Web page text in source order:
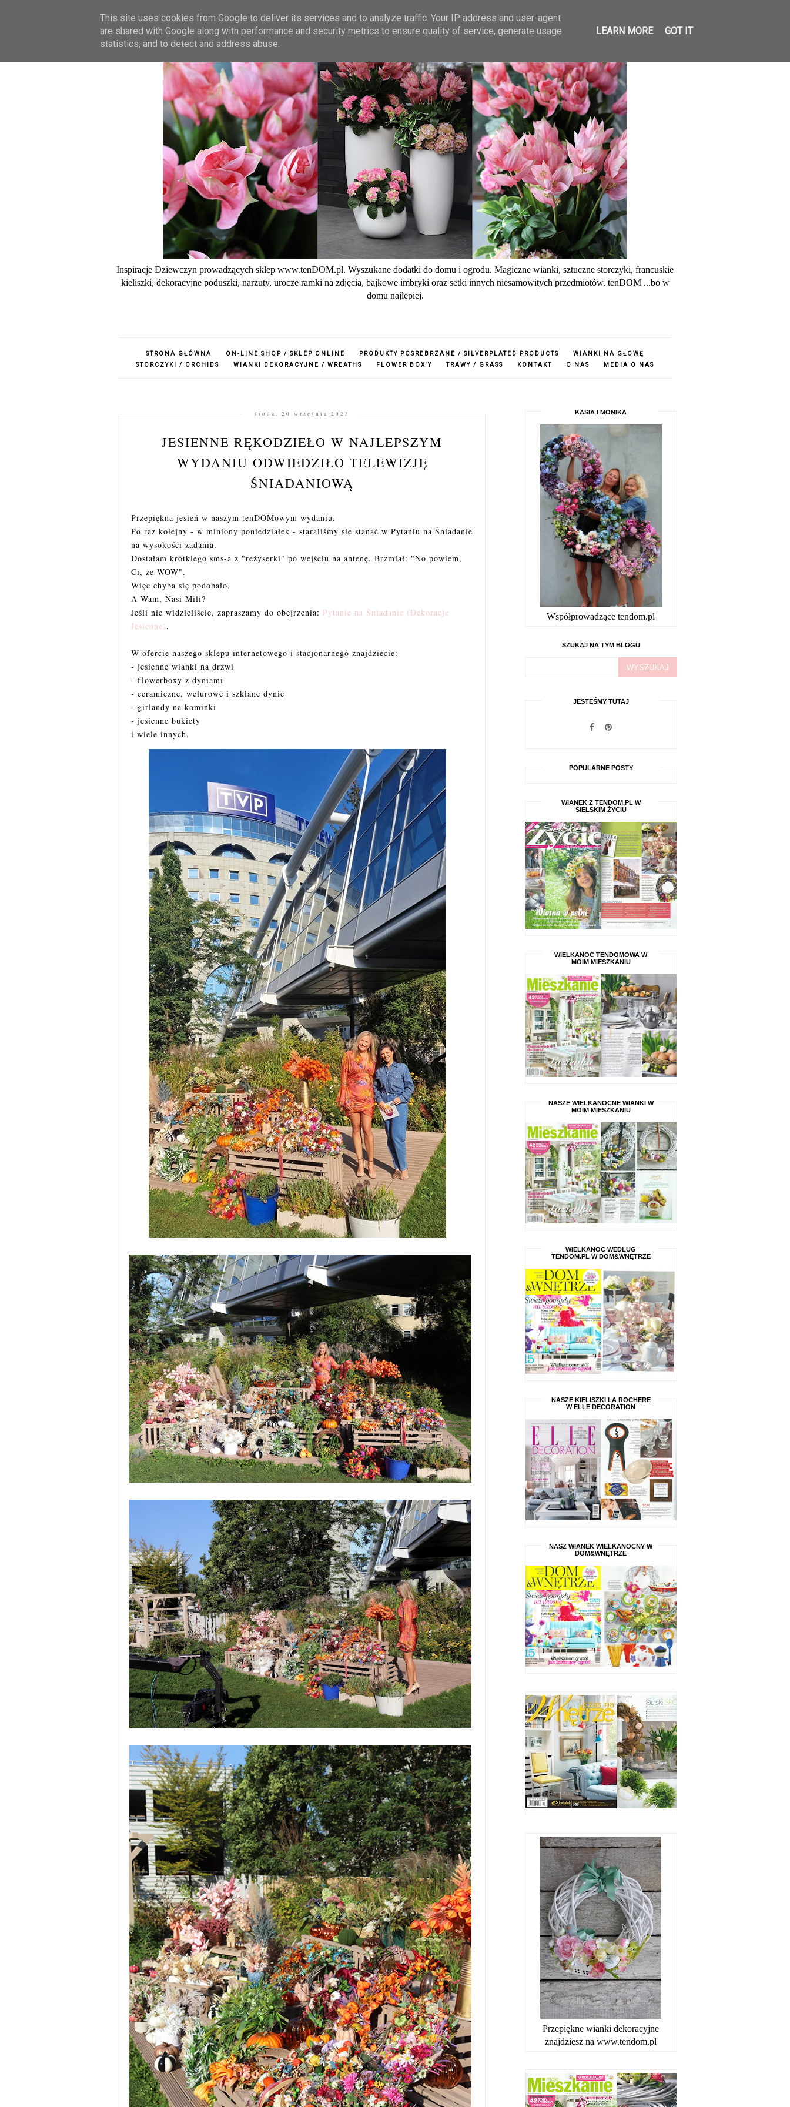
Inspiracje Dziewczyn prowadzących sklep www.tenDOM.pl. Wyszukane dodatki do domu i ogrodu. Magiczne wianki, sztuczne storczyki, francuskie
kieliszki, dekoracyjne poduszki, narzuty, urocze ramki na zdjęcia, bajkowe imbryki oraz setki innych niesamowitych przedmiotów. tenDOM ...bo w
domu najlepiej.
STRONA GŁÓWNA ON-LINE SHOP / SKLEP ONLINE PRODUKTY POSREBRZANE / SILVERPLATED PRODUCTS
WIANKI NA GŁOWĘ
STORCZYKI / ORCHIDS
WIANKI DEKORACYJNE / WREATHS FLOWER BOX'Y TRAWY / GRASS KONTAKT O NAS MEDIA O NAS
środa, 20 września 2023
JESIENNE RĘKODZIEŁO W NAJLEPSZYM
WYDANIU ODWIEDZIŁO TELEWIZJĘ
ŚNIADANIOWĄ
Przepiękna jesień w naszym tenDOMowym wydaniu.
Po raz kolejny - w miniony poniedziałek - staraliśmy się stanąć w Pytaniu na Śniadanie
na wysokości zadania.
Dostałam krótkiego sms-a z "reżyserki" po wejściu na antenę. Brzmiał: "No powiem,
Ci, że WOW".
Więc chyba się podobało.
A Wam, Nasi Mili?
Jeśli nie widzieliście, zapraszamy do obejrzenia: Pytanie na Śniadanie (Dekoracje
Jesienne).
W ofercie naszego sklepu internetowego i stacjonarnego znajdziecie:
- jesienne wianki na drzwi
- flowerboxy z dyniami
- ceramiczne, welurowe i szklane dynie
- girlandy na kominki
- jesienne bukiety
i wiele innych.
KASIA I MONIKA
Współprowadzące tendom.pl
SZUKAJ NA TYM BLOGU
JESTEŚMY TUTAJ
POPULARNE POSTY
WIANEK Z TENDOM.PL W
SIELSKIM ŻYCIU
WIELKANOC TENDOMOWA W
MOIM MIESZKANIU
NASZE WIELKANOCNE WIANKI W
MOIM MIESZKANIU
WIELKANOC WEDŁUG
TENDOM.PL W DOM&WNĘTRZE
NASZE KIELISZKI LA ROCHERE
W ELLE DECORATION
NASZ WIANEK WIELKANOCNY W
DOM&WNĘTRZE
Przepiękne wianki dekoracyjne
znajdziesz na www.tendom.pl
This site uses cookies from Google to deliver its services and to analyze traffic. Your IP address and user-agent
are shared with Google along with performance and security metrics to ensure quality of service, generate usage
statistics, and to detect and address abuse.
LEARN MORE GOT IT